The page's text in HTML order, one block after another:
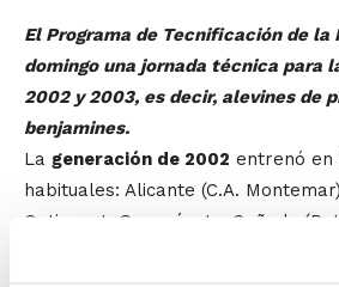
El Programa de Tecnificación de la
domingo una jornada técnica para
2002 y 2003, es decir, alevines de
benjamines.
La generación de 2002 entrenó en
habituales: Alicante (C.A.
Ontinyent, Genovés, La Cañada